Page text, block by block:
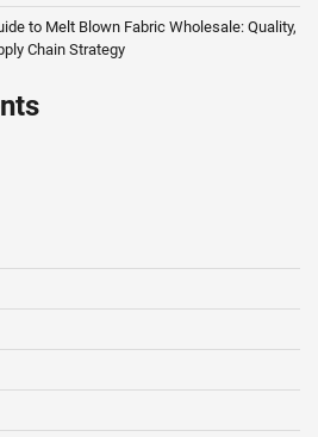
to Melt Blown Fabric Wholesale: Quality,
Chain Strategy